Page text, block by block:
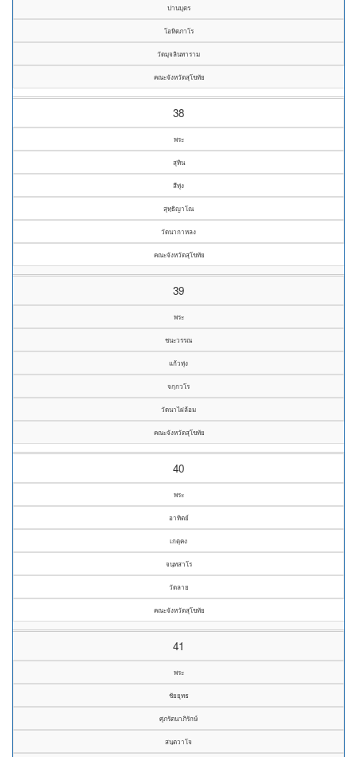
ปานบุตร
โอหิตภาโร
วัดมุจลินทาราม
คณะจังหวัดสุโขทัย
38
พระ
สุทิน
สีทุ่ง
สุทฺธิญาโณ
วัดนากาหลง
คณะจังหวัดสุโขทัย
39
พระ
ชนะวรรณ
แก้วทุ่ง
จกฺกวโร
วัดนาไผ่ล้อม
คณะจังหวัดสุโขทัย
40
พระ
อาทิตย์
เกตุคง
จนฺทสาโร
วัดลาย
คณะจังหวัดสุโขทัย
41
พระ
ชัยยุทธ
ศุภรัตนาภิรักษ์
สนฺตวาโจ